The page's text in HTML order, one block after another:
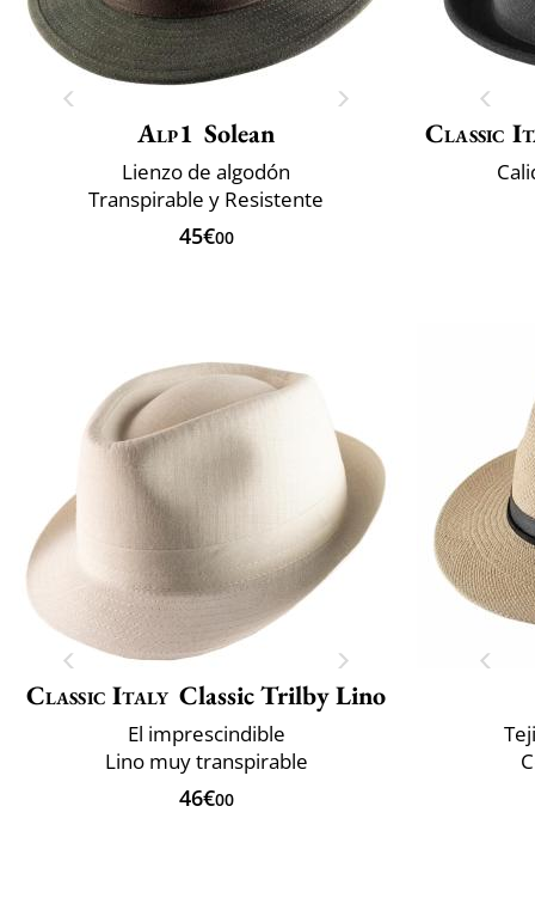
Alp1 Solean
Lienzo de algodón
Transpirable y Resistente
45€00
Classic
Classic Italy Classic Trilby Lino
El imprescindible
Lino muy transpirable
46€00